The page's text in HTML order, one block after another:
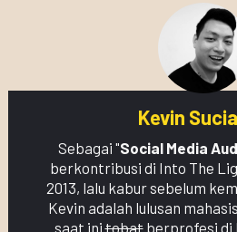
Kevin
Sebagai "Social Media
berkontribusi di Into The
2013, lalu kabur sebelum
Kevin adalah lulusan
saat initobatberprofesi di